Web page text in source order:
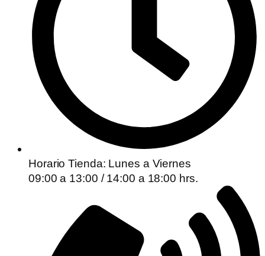
Horario Tienda: Lunes a Viernes
09:00 a 13:00 / 14:00 a 18:00 hrs.